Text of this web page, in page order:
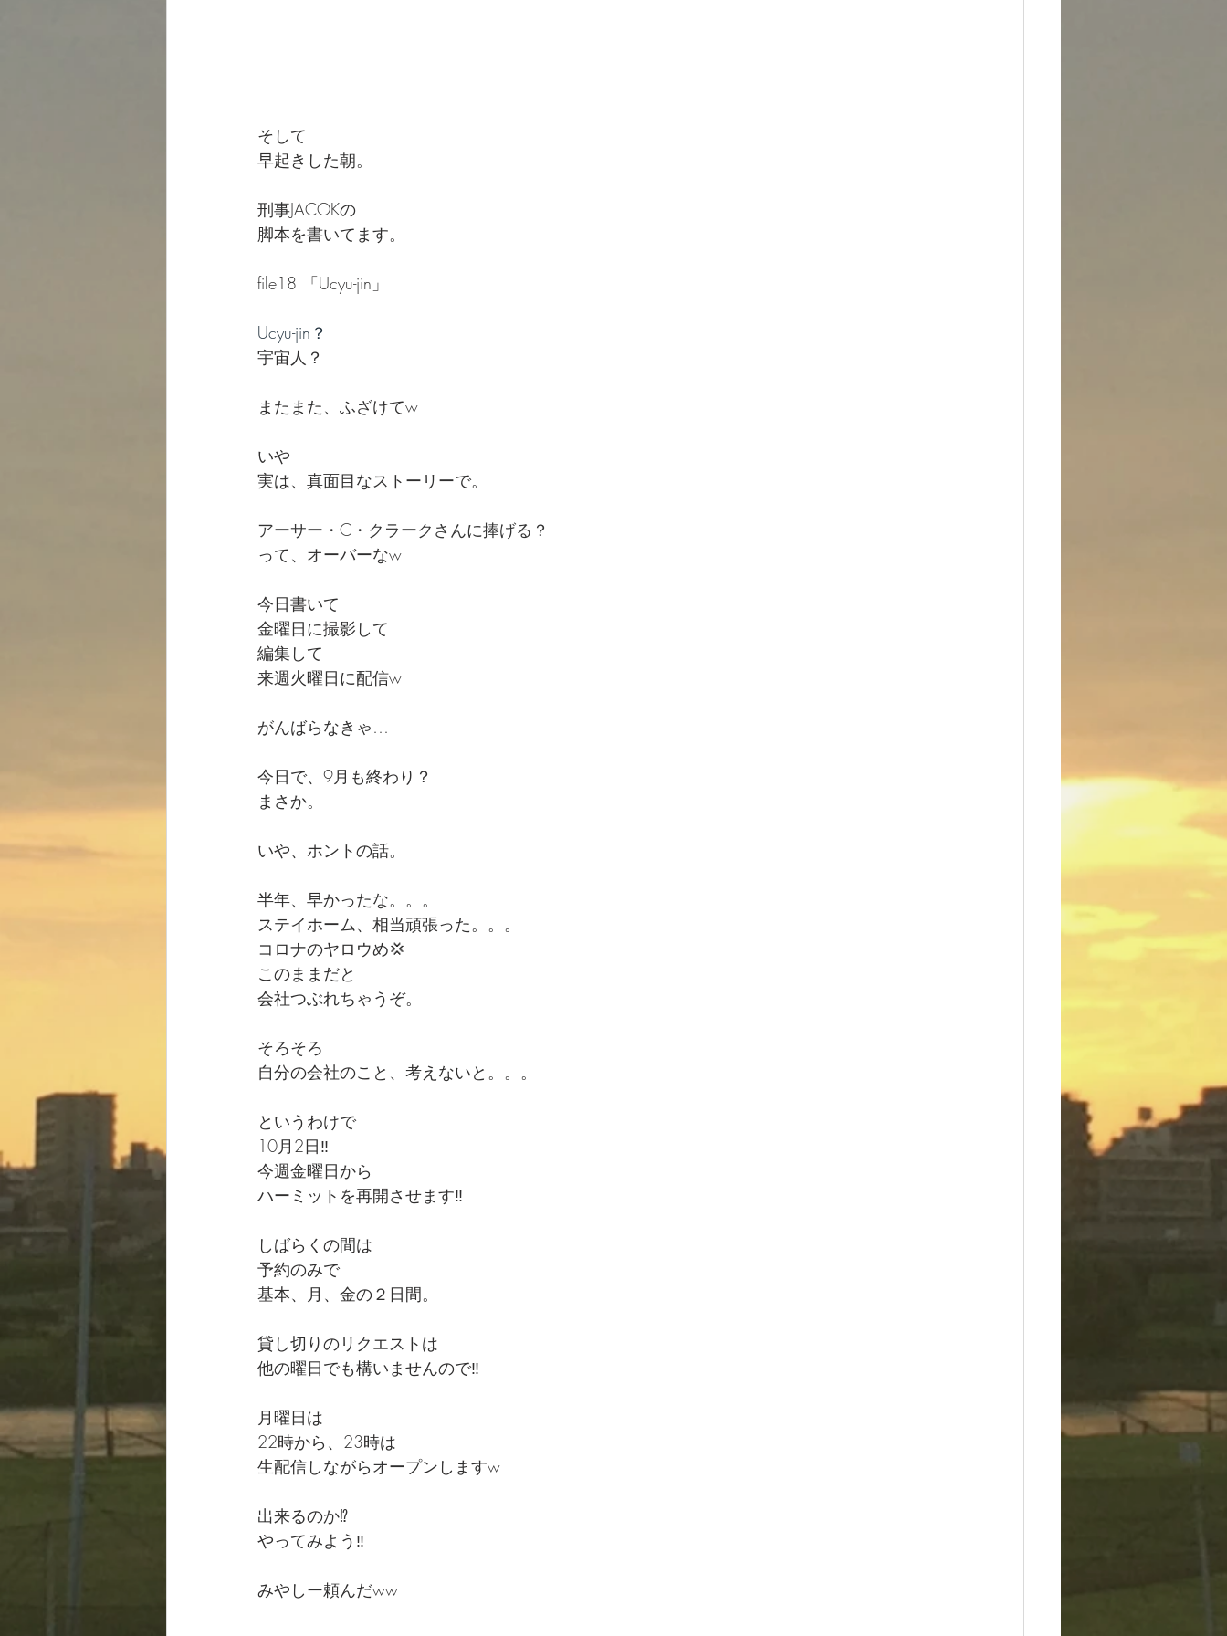
そして
早起きした朝。
刑事JACOKの
脚本を書いてます。
file18 「Ucyu-jin」
Ucyu-jin？
宇宙人？
またまた、ふざけてw
いや
実は、真面目なストーリーで。
アーサー・C・クラークさんに捧げる？
って、オーバーなw
今日書いて
金曜日に撮影して
編集して
来週火曜日に配信w
がんばらなきゃ…
今日で、9月も終わり？
まさか。
いや、ホントの話。
半年、早かったな。。。
ステイホーム、相当頑張った。。。
コロナのヤロウめ💢
このままだと
会社つぶれちゃうぞ。
そろそろ
自分の会社のこと、考えないと。。。
というわけで
10月2日‼️
今週金曜日から
ハーミットを再開させます‼️
しばらくの間は
予約のみで
基本、月、金の２日間。
貸し切りのリクエストは
他の曜日でも構いませんので‼️
月曜日は
22時から、23時は
生配信しながらオープンしますw
出来るのか⁉️
やってみよう‼️
みやしー頼んだww